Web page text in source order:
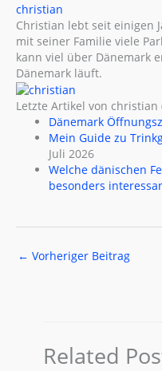
christian
Christian lebt seit einigen
mit seiner Familie viele
kann viel über Dänemark
Dänemark läuft.
Letzte Artikel von christian
Dänemark
Mein Guide zu
Juli 2026
Welche dänischen
besonders
← Vorheriger Beitrag
Related